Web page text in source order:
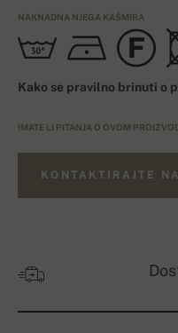
NAKNADNA NJEGA KAŠMIRA
Kako se pravilno brinuti o
IMATE LI PITANJA O OVOM
KONTAKTIRAJTE